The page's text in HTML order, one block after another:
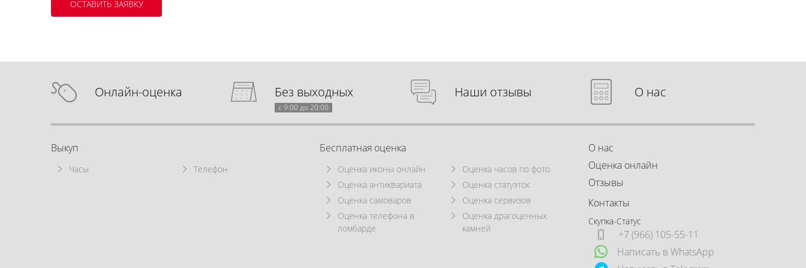
Онлайн-оценка Без выходных
с 9:00 до 20:00
Наши отзывы О нас
Выкуп
Часы Телефон
Бесплатная оценка
Оценка иконы онлайн
Оценка часов по фото
Оценка антиквариата
Оценка статуэток
Оценка самоваров
Оценка сервизов
Оценка телефона в
ломбарде
Оценка драгоценных
камней
О нас
Оценка онлайн
Отзывы
Контакты
Скупка-Статус
+7 (966) 105-55-11
Написать в WhatsApp